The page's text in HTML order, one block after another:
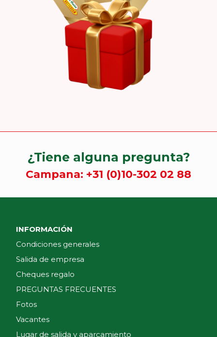
¿Tiene alguna pregunta?
Campana: +31 (0)10-302 02 88
INFORMACIÓN
Condiciones generales
Salida de empresa
Cheques regalo
PREGUNTAS FRECUENTES
Fotos
Vacantes
Lugar de salida y aparcamiento